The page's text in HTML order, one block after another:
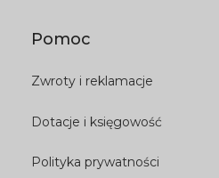
Pomoc
Zwroty i reklamacje
Dotacje i księgowość
Polityka prywatności